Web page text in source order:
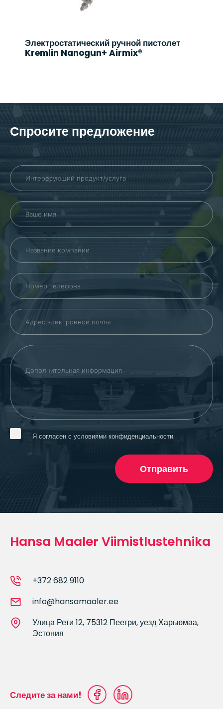
Электростатический ручной пистолет
Kremlin Nanogun+ Airmix®
Hansa Maaler Viimistlustehnika
+372 682 9110
info@hansamaaler.ee
Улица Рети 12, 75312 Пеетри, уезд Харьюмаа,
Эстония
Следите за нами!
Спросите предложение
Я согласен с условиями конфиденциальности.
Отправить